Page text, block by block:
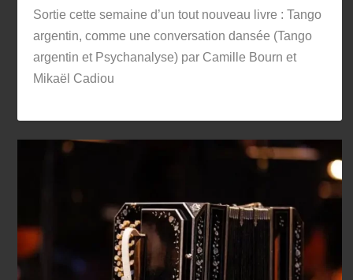
Sortie cette semaine d’un tout nouveau livre : Tango
argentin, comme une conversation dansée (Tango
argentin et Psychanalyse) par Camille Bourn et
Mikaël Cadiou